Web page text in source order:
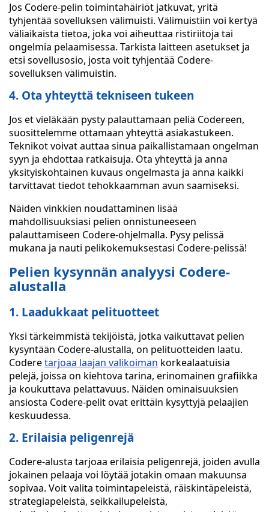
Jos Codere-pelin toimintahäiriöt jatkuvat, yritä
tyhjentää sovelluksen välimuisti. Välimuistiin voi kertyä
väliaikaista tietoa, joka voi aiheuttaa ristiriitoja tai
ongelmia pelaamisessa. Tarkista laitteen asetukset ja
etsi sovellusosio, josta voit tyhjentää Codere-
sovelluksen välimuistin.
4. Ota yhteyttä tekniseen tukeen
Jos et vieläkään pysty palauttamaan peliä Codereen,
suosittelemme ottamaan yhteyttä asiakastukeen.
Teknikot voivat auttaa sinua paikallistamaan ongelman
syyn ja ehdottaa ratkaisuja. Ota yhteyttä ja anna
yksityiskohtainen kuvaus ongelmasta ja anna kaikki
tarvittavat tiedot tehokkaamman avun saamiseksi.
Näiden vinkkien noudattaminen lisää
mahdollisuuksiasi pelien onnistuneeseen
palauttamiseen Codere-ohjelmalla. Pysy pelissä
mukana ja nauti pelikokemuksestasi Codere-pelissä!
Pelien kysynnän analyysi Codere-
alustalla
1. Laadukkaat pelituotteet
Yksi tärkeimmistä tekijöistä, jotka vaikuttavat pelien
kysyntään Codere-alustalla, on pelituotteiden laatu.
Coderetarjoaa laajan valikoiman korkealaatuisia
pelejä, joissa on kiehtova tarina, erinomainen grafiikka
ja koukuttava pelattavuus. Näiden ominaisuuksien
ansiosta Codere-pelit ovat erittäin kysyttyjä pelaajien
keskuudessa.
2. Erilaisia peligenrejä
Codere-alusta tarjoaa erilaisia peligenrejä, joiden avulla
jokainen pelaaja voi löytää jotakin omaan makuunsa
sopivaa. Voit valita toimintapeleistä, räiskintäpeleistä,
strategiapeleistä, seikkailupeleistä,